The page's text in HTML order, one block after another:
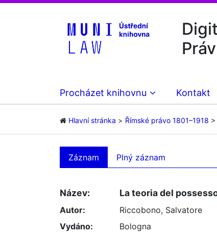
Procházet knihovnu Kontakt
Hlavní stránka Římské právo 1801–1918
Záznam Plný záznam
Název: La teoria del
Autor:
Riccobono, Salvatore
Vydáno:
Bologna